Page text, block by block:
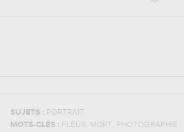
SUJETS : PORTRAIT
MOTS-CLÉS : FLEUR, MORT, PHOTOGRAPHIE